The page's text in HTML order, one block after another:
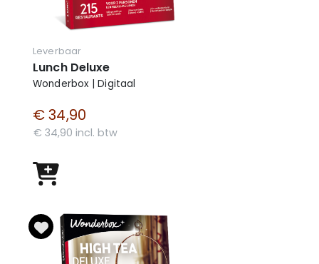
Leverbaar
Lunch Deluxe
Wonderbox | Digitaal
€ 34,90
€ 34,90 incl. btw